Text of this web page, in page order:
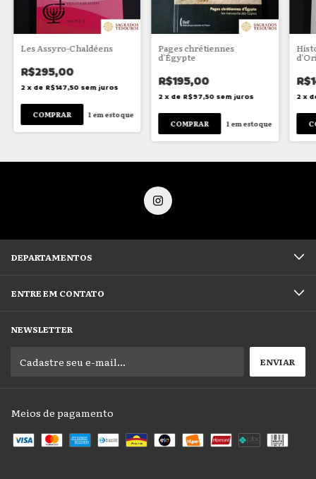
Les Assyro-Chaldéens
R$295,00
2 x de R$147,50 sem juros
1 em estoque
Pages chrétiennes
d'Égypte
R$195,00
2 x de R$97,50 sem juros
1 em estoque
2 x
DEPARTAMENTOS
ENTRE EM CONTATO
NEWSLETTER
Meios de pagamento